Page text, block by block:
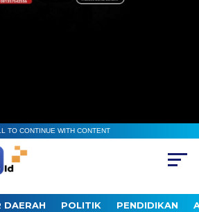
TO CONTINUE WITH CONTENT
DAERAH POLITIK PENDIDIKAN